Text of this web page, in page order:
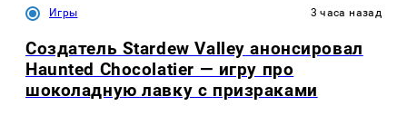
Игры 3 часа назад
Создатель Stardew Valley анонсировал
Haunted Chocolatier — игру про
шоколадную лавку с призраками